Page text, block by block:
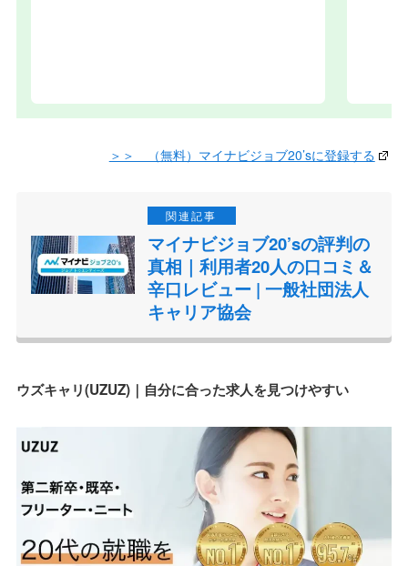
＞＞ （無料）マイナビジョブ20’sに登録する
マイナビジョブ20’sの評判の
真相｜利用者20人の口コミ＆
辛口レビュー | 一般社団法人
キャリア協会
ウズキャリ(UZUZ)｜自分に合った求人を見つけやすい